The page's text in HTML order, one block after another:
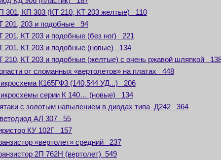
301, КП 303 (КТ 210, КТ 203 желтые) 110
201, 203 и подобные 94
201, КТ 203 и подобные (без ног) 221
201, КТ 203 и подобные (новые) 134
210, КТ 203 и подобные (желтые) с очень ржавой шляпкой
от сломанных «вертолетов» на платах 448
К165ГФ3 (140,544 УД...) 206
серии К 140… (новые) 134
с золотым напылением в диодах типа Д242 364
АЛ 307 55
КУ 102Г 157
«вертолет» средний 237
2П 762Н (вертолет) 549